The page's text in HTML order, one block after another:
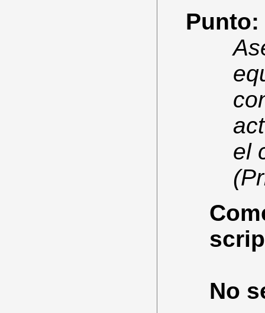
el
No